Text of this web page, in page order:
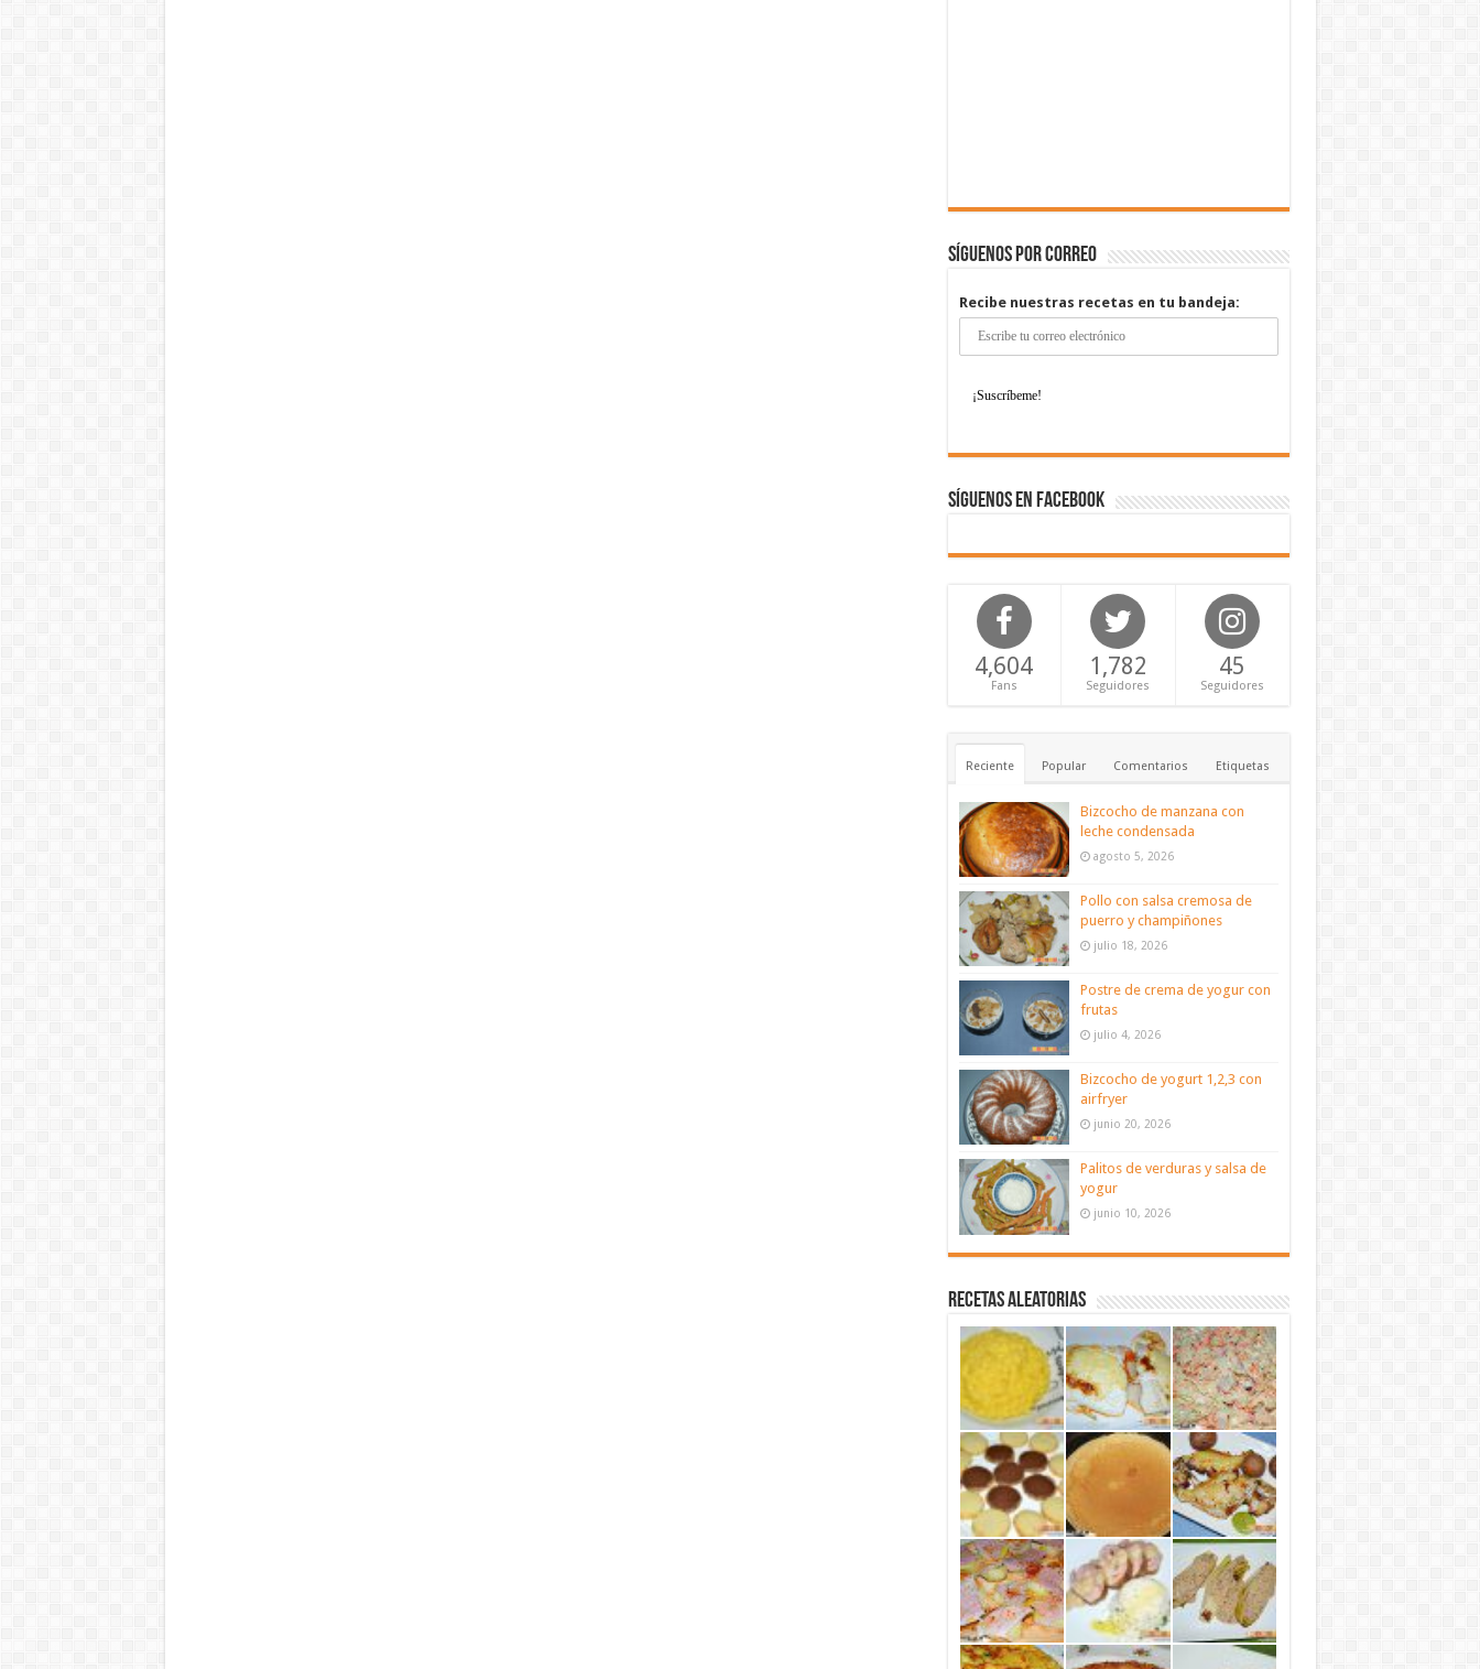
Síguenos por correo
Recibe nuestras recetas en tu bandeja:
Síguenos en Facebook
4,604
Fans
1,782
Seguidores
45
Seguidores
Reciente Popular Comentarios Etiquetas
Bizcocho de manzana con
leche condensada
agosto 5, 2026
Pollo con salsa cremosa de
puerro y champiñones
julio 18, 2026
Postre de crema de yogur con
frutas
julio 4, 2026
Bizcocho de yogurt 1,2,3 con
airfryer
junio 20, 2026
Palitos de verduras y salsa de
yogur
junio 10, 2026
Recetas aleatorias